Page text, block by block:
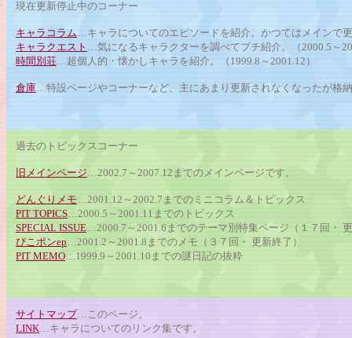
現在更新停止中のコーナー
キャラコラム…キャラについてのエピソードを紹介。かつてはメインで
キャラクエスト …気になるキャラクターを調べてプチ紹介。（2000.5～
時間別荘…超個人的・懐かしキャラを紹介。（1999.8～2001.12）
倉庫…特設ページやコーナーなど、主にあまり更新されなくなったが格
過去のトピックスコーナー
旧メインページ…2002.7～2007.12までのメインページです。
どんぐりメモ…2001.12～2002.7までのミニコラム＆トピックス
PIT TOPICS…2000.5～2001.11までのトピックス
SPECIAL ISSUE…2000.7～2001.6までのテーマ別特集ページ（１７回・
ぴこポンep…2001.2～2001.8までのメモ（３７回・ 更新終了）
PIT MEMO…1999.9～2001.10までの謎日記の抜粋
サイトマップ…このページ。
LINK…キャラについてのリンク集です。